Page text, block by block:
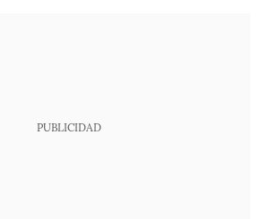
PUBLICIDAD